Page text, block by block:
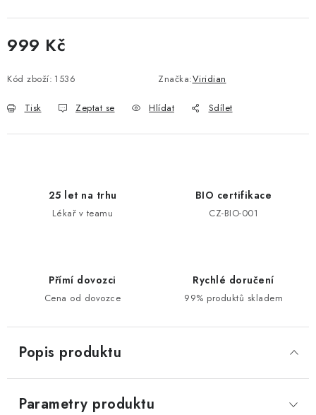
999 Kč
Kód zboží: 1536 Značka:Viridian
Tisk Zeptat se Hlídat Sdílet
25 let na trhu
Lékař v teamu
BIO certifikace
CZ-BIO-001
Přímí dovozci
Cena od dovozce
Rychlé doručení
99% produktů skladem
Popis produktu
Parametry produktu